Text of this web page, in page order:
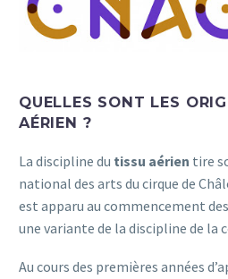
QUELLES SONT LES
AÉRIEN ?
La discipline du tissu aérien tire
national des arts du cirque de
est apparu au commencement
une variante de la discipline de la
Au cours des premières années